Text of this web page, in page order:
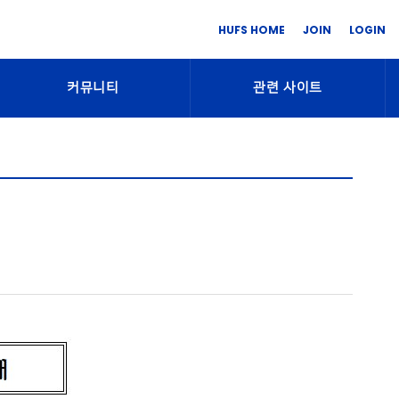
HUFS HOME JOIN LOGIN
커뮤니티 관련 사이트